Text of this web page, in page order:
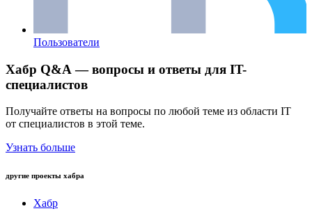
Пользователи
Хабр Q&A — вопросы и ответы для IT-
специалистов
Получайте ответы на вопросы по любой теме из области IT
от специалистов в этой теме.
Узнать больше
другие проекты хабра
Хабр